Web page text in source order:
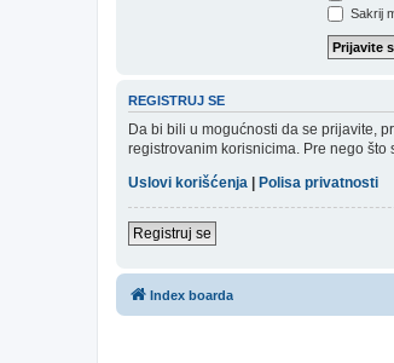
Sakrij
REGISTRUJ SE
Da bi bili u mogućnosti da se prijavite,
registrovanim korisnicima. Pre nego
Uslovi korišćenja | Polisa privatnosti
Registruj se
Index boarda